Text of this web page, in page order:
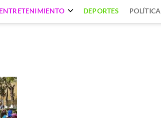
ENTRETENIMIENTO DEPORTES POLÍTICA